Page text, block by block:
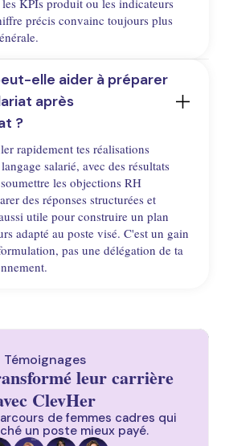
KPIs produit ou les indicateurs
précis convainc toujours plus
elle aider à préparer
après
?
rapidement tes réalisations
salarié, avec des résultats
les objections RH
des réponses structurées et
utile pour construire un plan
adapté au poste visé. C'est un gain
pas une délégation de ta
Témoignages
leur carrière
ClevHer
de femmes cadres qui
un poste mieux payé.